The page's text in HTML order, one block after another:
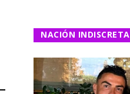
NACIÓN INDISCRETA